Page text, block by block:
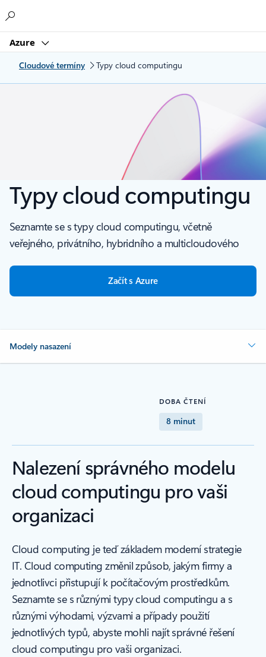
Azure
Cloudové termíny Typy cloud computingu
Typy cloud computingu
Seznamte se s typy cloud computingu, včetně
veřejného, privátního, hybridního a multicloudového
Začít s Azure
Modely nasazení
DOBA ČTENÍ
8 minut
Nalezení správného modelu
cloud computingu pro vaši
organizaci
Cloud computing je teď základem moderní strategie
IT. Cloud computing změnil způsob, jakým firmy a
jednotlivci přistupují k počítačovým prostředkům.
Seznamte se s různými typy cloud computingu a s
různými výhodami, výzvami a případy použití
jednotlivých typů, abyste mohli najít správné řešení
cloud computingu pro vaši organizaci.